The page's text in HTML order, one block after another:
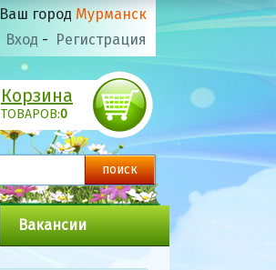
Ваш город Мурманск
Вход - Регистрация
Корзина
ТОВАРОВ:0
Вакансии